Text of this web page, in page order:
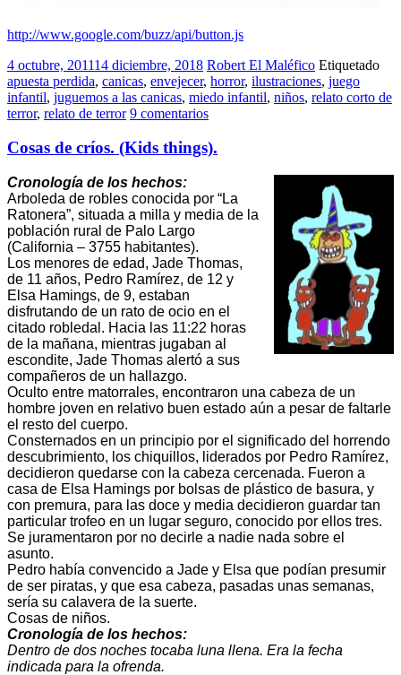
http://www.google.com/buzz/api/button.js
4 octubre, 201114 diciembre, 2018 Robert El Maléfico Etiquetado
apuesta perdida, canicas, envejecer, horror, ilustraciones, juego
infantil, juguemos a las canicas, miedo infantil, niños, relato corto de
terror, relato de terror 9 comentarios
Cosas de críos. (Kids things).
Cronología de los hechos:
Arboleda de robles conocida por “La
Ratonera”, situada a milla y media de la
población rural de Palo Largo
(California – 3755 habitantes).
Los menores de edad, Jade Thomas,
de 11 años, Pedro Ramírez, de 12 y
Elsa Hamings, de 9, estaban
disfrutando de un rato de ocio en el
citado robledal. Hacia las 11:22 horas
de la mañana, mientras jugaban al
escondite, Jade Thomas alertó a sus
compañeros de un hallazgo.
Oculto entre matorrales, encontraron una cabeza de un
hombre joven en relativo buen estado aún a pesar de faltarle
el resto del cuerpo.
Consternados en un principio por el significado del horrendo
descubrimiento, los chiquillos, liderados por Pedro Ramírez,
decidieron quedarse con la cabeza cercenada. Fueron a
casa de Elsa Hamings por bolsas de plástico de basura, y
con premura, para las doce y media decidieron guardar tan
particular trofeo en un lugar seguro, conocido por ellos tres.
Se juramentaron por no decirle a nadie nada sobre el
asunto.
Pedro había convencido a Jade y Elsa que podían presumir
de ser piratas, y que esa cabeza, pasadas unas semanas,
sería su calavera de la suerte.
Cosas de niños.
Cronología de los hechos:
Dentro de dos noches tocaba luna llena. Era la fecha
indicada para la ofrenda.